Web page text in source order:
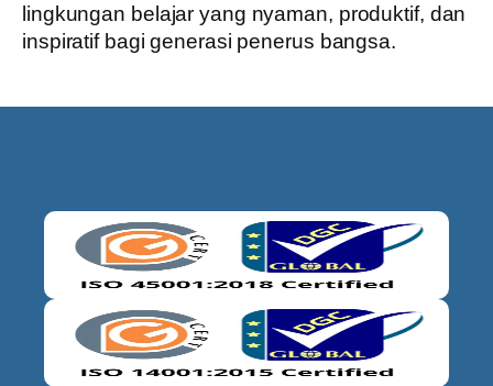
lingkungan belajar yang nyaman, produktif, dan
inspiratif bagi generasi penerus bangsa.